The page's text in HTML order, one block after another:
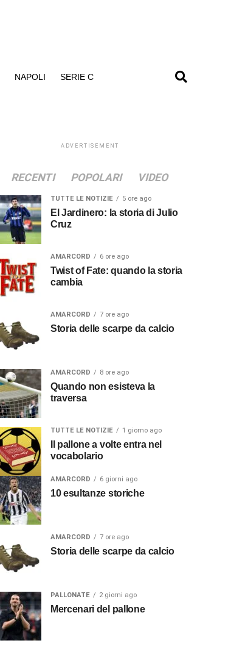
NAPOLI SERIE C
ADVERTISEMENT
RECENTI POPOLARI VIDEO
TUTTE LE NOTIZIE 5 ore ago
El Jardinero: la storia di Julio
Cruz
AMARCORD 6 ore ago
Twist of Fate: quando la storia
cambia
AMARCORD 7 ore ago
Storia delle scarpe da calcio
AMARCORD 8 ore ago
Quando non esisteva la
traversa
TUTTE LE NOTIZIE 1 giorno ago
Il pallone a volte entra nel
vocabolario
AMARCORD 6 giorni ago
10 esultanze storiche
AMARCORD 7 ore ago
Storia delle scarpe da calcio
PALLONATE 2 giorni ago
Mercenari del pallone